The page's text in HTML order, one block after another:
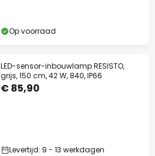
Op voorraad
LED-sensor-inbouwlamp RESISTO,
grijs, 150 cm, 42 W, 840, IP66
€ 85,90
Levertijd: 9 - 13 werkdagen